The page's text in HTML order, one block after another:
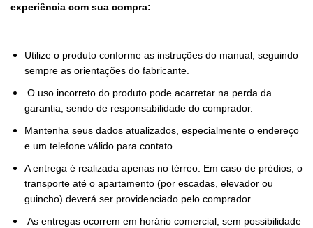
experiência com sua compra:
Utilize o produto conforme as instruções do manual, seguindo
sempre as orientações do fabricante.
O uso incorreto do produto pode acarretar na perda da
garantia, sendo de responsabilidade do comprador.
Mantenha seus dados atualizados, especialmente o endereço
e um telefone válido para contato.
A entrega é realizada apenas no térreo. Em caso de prédios, o
transporte até o apartamento (por escadas, elevador ou
guincho) deverá ser providenciado pelo comprador.
As entregas ocorrem em horário comercial, sem possibilidade